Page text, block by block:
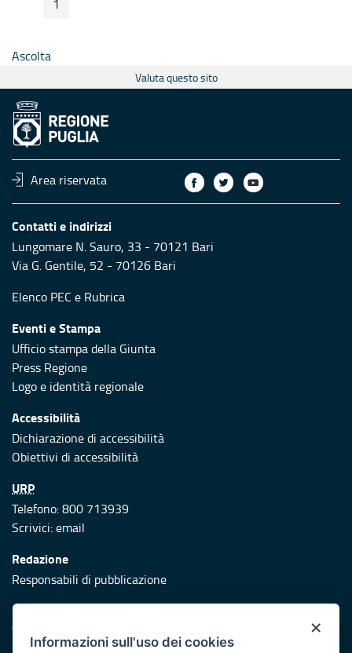
Pagina Precedente
Pagina
1
Ascolta
Valuta questo sito
Area riservata
Contatti e indirizzi
Lungomare N. Sauro, 33 - 70121 Bari
Via G. Gentile, 52 - 70126 Bari
Elenco PEC e Rubrica
Eventi e Stampa
Ufficio stampa della Giunta
Press Regione
Logo e identità regionale
Accessibilità
Dichiarazione di accessibilità
Obiettivi di accessibilità
URP
Telefono: 800 713939
Scrivici:email
Redazione
Responsabili di pubblicazione
Protezione civile
Vai al sito di Protezione Civile Puglia ×
Informazioni sull'uso dei cookies